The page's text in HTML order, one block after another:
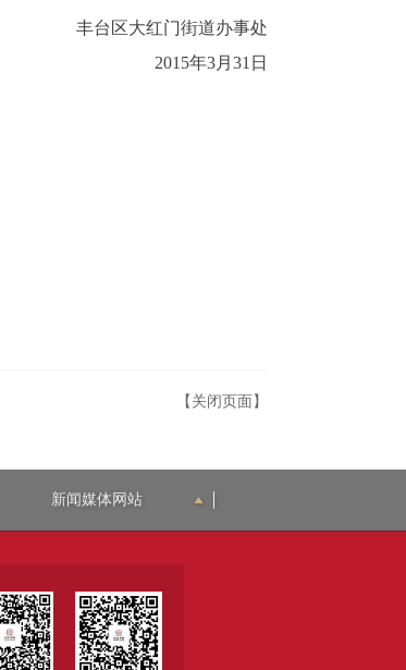
丰台区大红门街道办事处
2015年3月31日
【关闭页面】
新闻媒体网站